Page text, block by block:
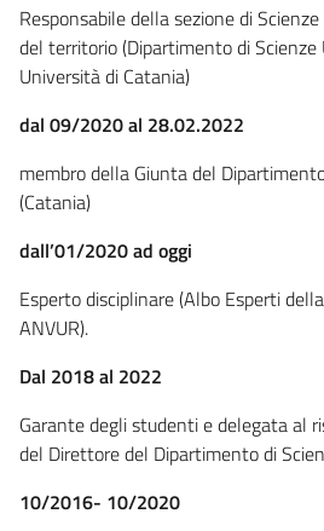
Responsabile della sezione di
del territorio (Dipartimento di
Università di Catania)
dal 09/2020 al 28.02.2022
membro della Giunta del
(Catania)
dall’01/2020 ad oggi
Esperto disciplinare (Albo Esperti
ANVUR).
Dal 2018 al 2022
Garante degli studenti e delegata al
del Direttore del Dipartimento di
10/2016- 10/2020